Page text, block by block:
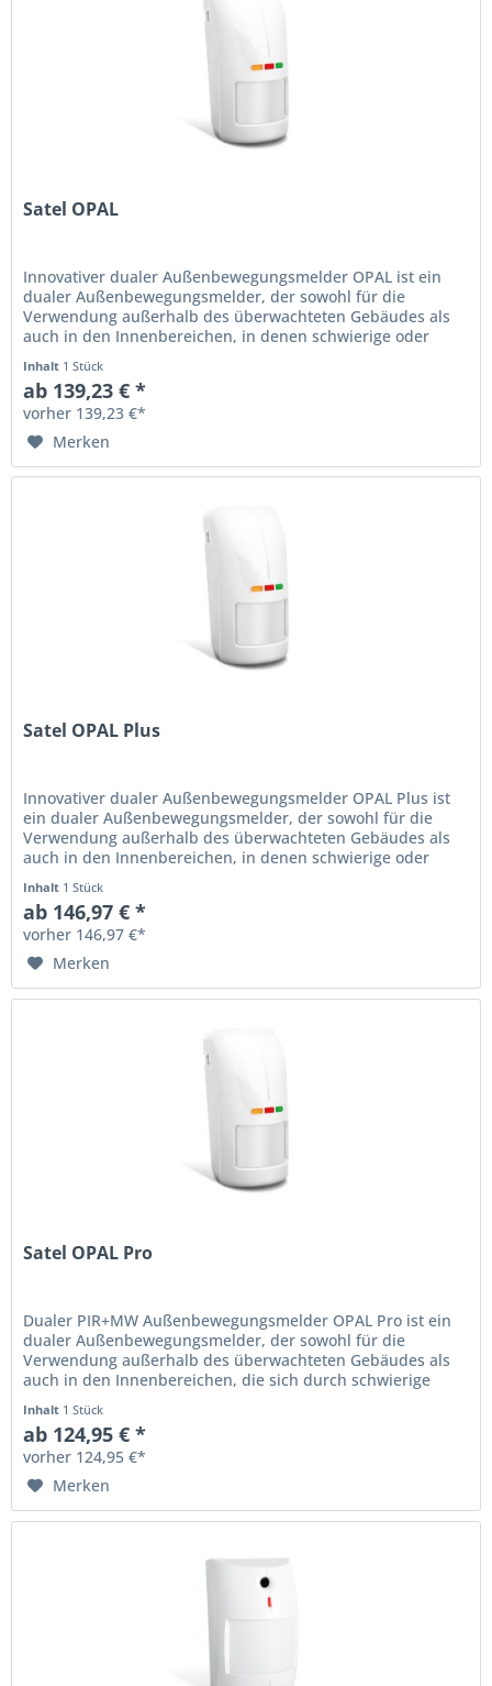
Satel OPAL
Innovativer dualer Außenbewegungsmelder OPAL ist ein
dualer Außenbewegungsmelder, der sowohl für die
Verwendung außerhalb des überwachteten Gebäudes als
auch in den Innenbereichen, in denen schwierige oder
Inhalt 1 Stück
ab 139,23 € *
vorher 139,23 €*
Merken
Satel OPAL Plus
Innovativer dualer Außenbewegungsmelder OPAL Plus ist
ein dualer Außenbewegungsmelder, der sowohl für die
Verwendung außerhalb des überwachteten Gebäudes als
auch in den Innenbereichen, in denen schwierige oder
Inhalt 1 Stück
ab 146,97 € *
vorher 146,97 €*
Merken
Satel OPAL Pro
Dualer PIR+MW Außenbewegungsmelder OPAL Pro ist ein
dualer Außenbewegungsmelder, der sowohl für die
Verwendung außerhalb des überwachteten Gebäudes als
auch in den Innenbereichen, die sich durch schwierige
Inhalt 1 Stück
ab 124,95 € *
vorher 124,95 €*
Merken